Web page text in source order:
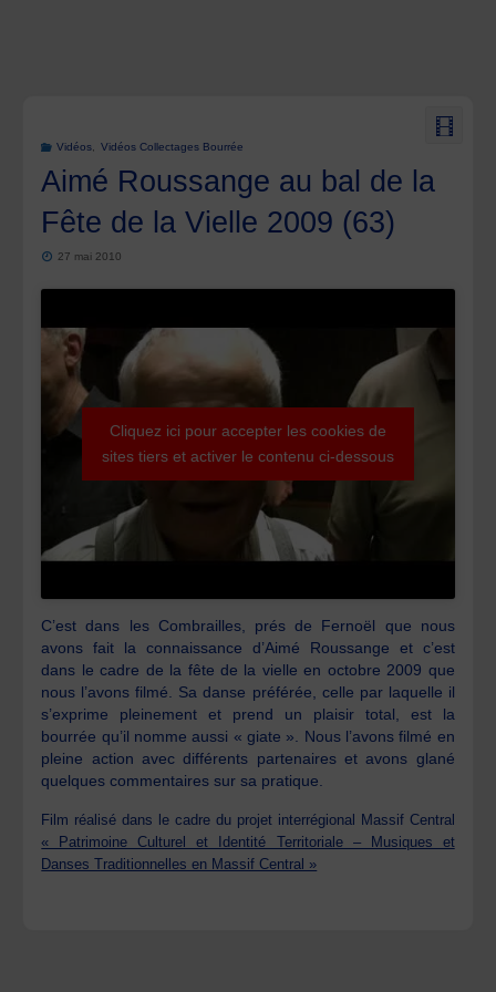
Vidéos Vidéos Collectages Bourrée
Aimé Roussange au bal de la
Fête de la Vielle 2009 (63)
27 mai 2010
Cliquez ici pour accepter les cookies de
sites tiers et activer le contenu ci-dessous
C’est dans les Combrailles, prés de Fernoël que nous
avons fait la connaissance d’Aimé Roussange et c’est
dans le cadre de la fête de la vielle en octobre 2009 que
nous l’avons filmé. Sa danse préférée, celle par laquelle il
s’exprime pleinement et prend un plaisir total, est la
bourrée qu’il nomme aussi « giate ». Nous l’avons filmé en
pleine action avec différents partenaires et avons glané
quelques commentaires sur sa pratique.
Film réalisé dans le cadre du projet interrégional Massif Central
« Patrimoine Culturel et Identité Territoriale – Musiques et
Danses Traditionnelles en Massif Central »